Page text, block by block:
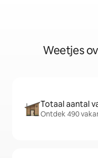
Weetjes
Totaal aantal
Ontdek 490